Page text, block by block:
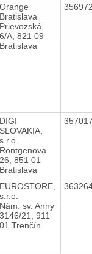
Orange
Bratislava
Prievozská
6/A, 821 09
Bratislava
DIGI
SLOVAKIA,
s.r.o.
Röntgenova
26, 851 01
Bratislava
EUROSTORE,
s.r.o.
Nám. sv. Anny
3146/21, 911
01 Trenčín